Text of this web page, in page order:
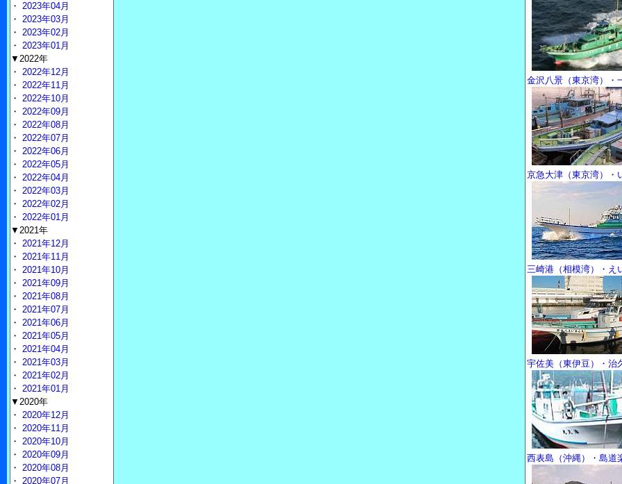
・ 2023年04月
・ 2023年03月
・ 2023年02月
・ 2023年01月
▼2022年
・ 2022年12月
・ 2022年11月
・ 2022年10月
・ 2022年09月
・ 2022年08月
・ 2022年07月
・ 2022年06月
・ 2022年05月
・ 2022年04月
・ 2022年03月
・ 2022年02月
・ 2022年01月
▼2021年
・ 2021年12月
・ 2021年11月
・ 2021年10月
・ 2021年09月
・ 2021年08月
・ 2021年07月
・ 2021年06月
・ 2021年05月
・ 2021年04月
・ 2021年03月
・ 2021年02月
・ 2021年01月
▼2020年
・ 2020年12月
・ 2020年11月
・ 2020年10月
・ 2020年09月
・ 2020年08月
・ 2020年07月
金沢八景（東京湾）・
京急大津（東京湾）・
三崎港（相模湾）・え
宇佐美（東伊豆）・治
西表島（沖縄）・島道